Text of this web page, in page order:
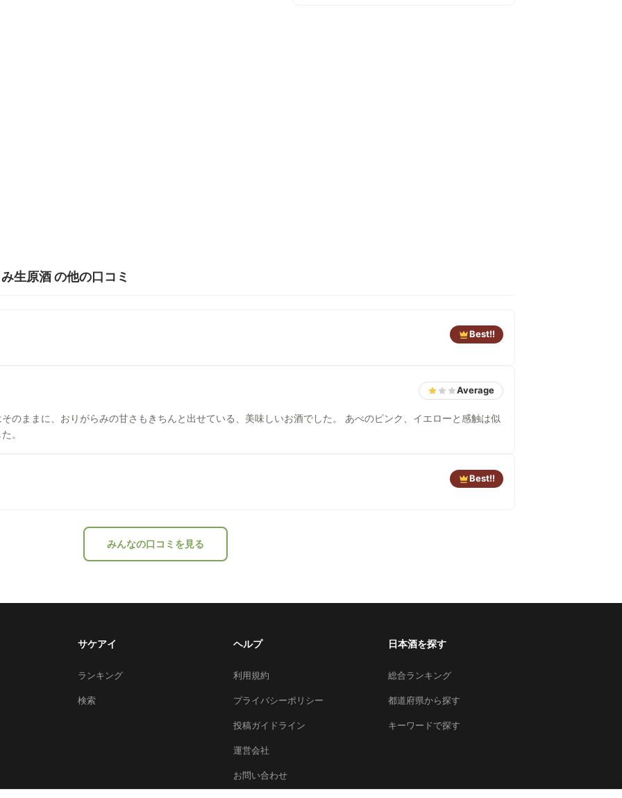
生原酒 の他の口コミ
Best!!
Average
りがらみの甘さもきちんと出せている、美味しいお酒でした。 あべのピンク、イエローと感触は似
。
Best!!
みんなの口コミを見る
サケアイ
ランキング
検索
ヘルプ
利用規約
プライバシーポリシー
投稿ガイドライン
運営会社
お問い合わせ
日本酒を探す
総合ランキング
都道府県から探す
キーワードで探す